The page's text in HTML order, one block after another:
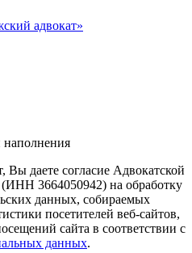
адвокат»
наполнения
Вы даете согласие Адвокатской
3664050942) на обработку
данных, собираемых
посетителей веб-сайтов,
сайта в соответствии с
данных.